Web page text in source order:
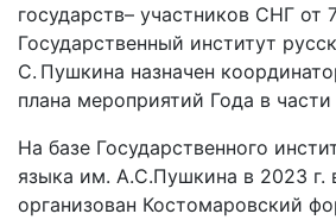
государств– участников СНГ от
Государственный институт
С. Пушкина назначен
плана мероприятий Года в
На базе Государственного
языка им. А.С.Пушкина в 2023 г.
организован Костомаровский